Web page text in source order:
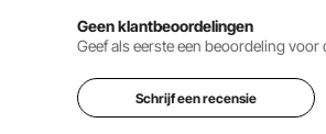
Geen klantbeoordelingen
Geef als eerste een beoordeling
Schrijf een recensie